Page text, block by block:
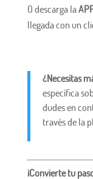
O descarga la
llegada con un
¿Necesitas
específica
dudes en
través de la
¡Convierte tu